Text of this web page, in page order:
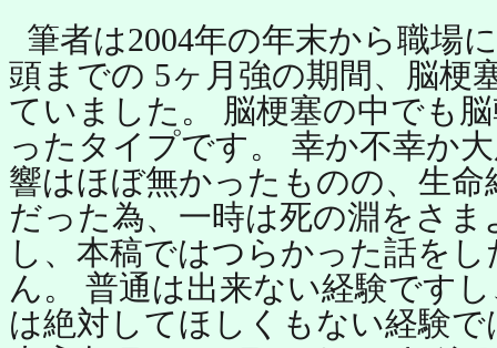
筆者は2004年の年末から職場
頭までの 5ヶ月強の期間、脳梗
ていました。 脳梗塞の中でも
ったタイプです。 幸か不幸か
響はほぼ無かったものの、生
だった為、一時は死の淵をさ
し、本稿ではつらかった話を
ん。 普通は出来ない経験です
は絶対してほしくもない経験